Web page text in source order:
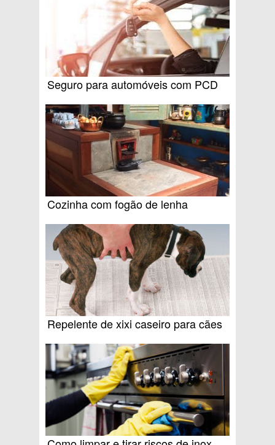
Seguro para automóveis com PCD
Cozinha com fogão de lenha
Repelente de xixi caseiro para cães